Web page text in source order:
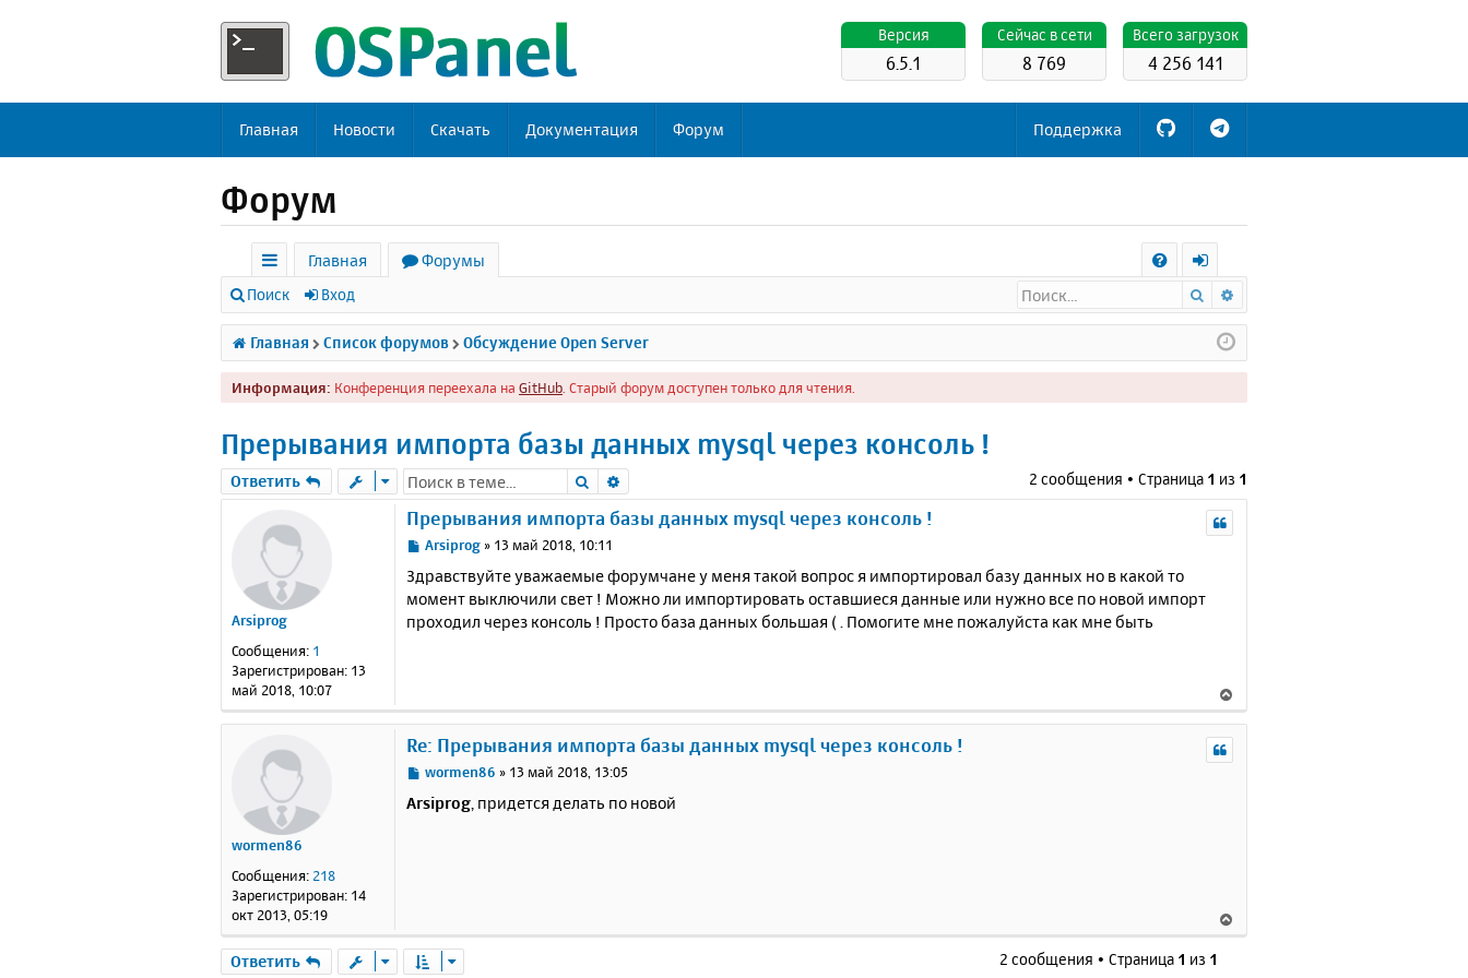
Всего загрузок
4 256 141
Cейчас в сети
8 769
Версия
6.5.1
Главная Новости Скачать Документация Форум Поддержка
Форум
с
ы
л
к
Главная
Форумы
Q
х
о
д
Поиск Вход Поиск
Главная Список форумов Обсуждение Open Server
Информация: Конференция переехала на GitHub . Старый форум доступен только для чтения.
Прерывания импорта базы данных mysql через консоль !
Ответить Поиск 2 сообщения • Страница 1 из 1
Arsiprog
Сообщения: 1
Зарегистрирован: 13
май 2018, 10:07
Прерывания импорта базы данных mysql через консоль !
С
о
б
щ
Arsiprog » 13 май 2018, 10:11
Здравствуйте уважаемые форумчане у меня такой вопрос я импортировал базу данных но в какой то
момент выключили свет ! Можно ли импортировать оставшиеся данные или нужно все по новой импорт
проходил через консоль ! Просто база данных большая ( . Помогите мне пожалуйста как мне быть
е
ч
wormen86
Сообщения: 218
Зарегистрирован: 14
окт 2013, 05:19
Re: Прерывания импорта базы данных mysql через консоль !
С
о
wormen86 » 13 май 2018, 13:05
Arsiprog, придется делать по новой
е
Ответить 2 сообщения • Страница 1 из 1